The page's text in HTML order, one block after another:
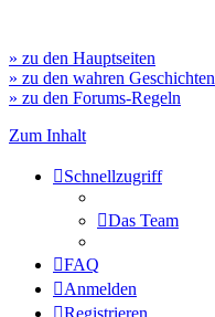
» zu den Hauptseiten
» zu den wahren Geschichten
» zu den Forums-Regeln
Zum Inhalt
Schnellzugriff
Das Team
FAQ
Anmelden
Registrieren